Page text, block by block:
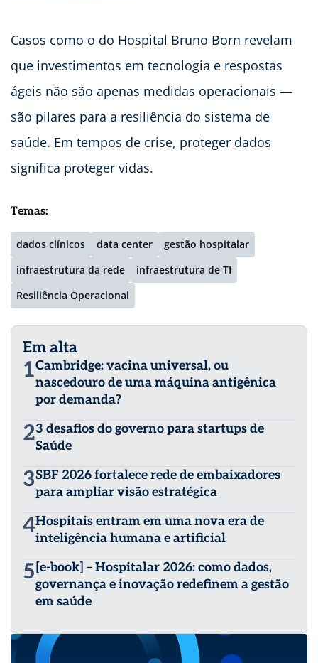
Casos como o do Hospital Bruno Born revelam
que investimentos em tecnologia e respostas
ágeis não são apenas medidas operacionais —
são pilares para a resiliência do sistema de
saúde. Em tempos de crise, proteger dados
significa proteger vidas.
Temas:
dados clínicos data center
gestão hospitalar
infraestrutura da rede
infraestrutura de TI
Resiliência Operacional
Em alta
1Cambridge: vacina universal, ou
nascedouro de uma máquina antigênica
por demanda?
23 desafios do governo para startups de
Saúde
3SBF 2026 fortalece rede de embaixadores
para ampliar visão estratégica
4Hospitais entram em uma nova era de
inteligência humana e artificial
5 [e-book] – Hospitalar 2026: como dados,
governança e inovação redefinem a gestão
em saúde